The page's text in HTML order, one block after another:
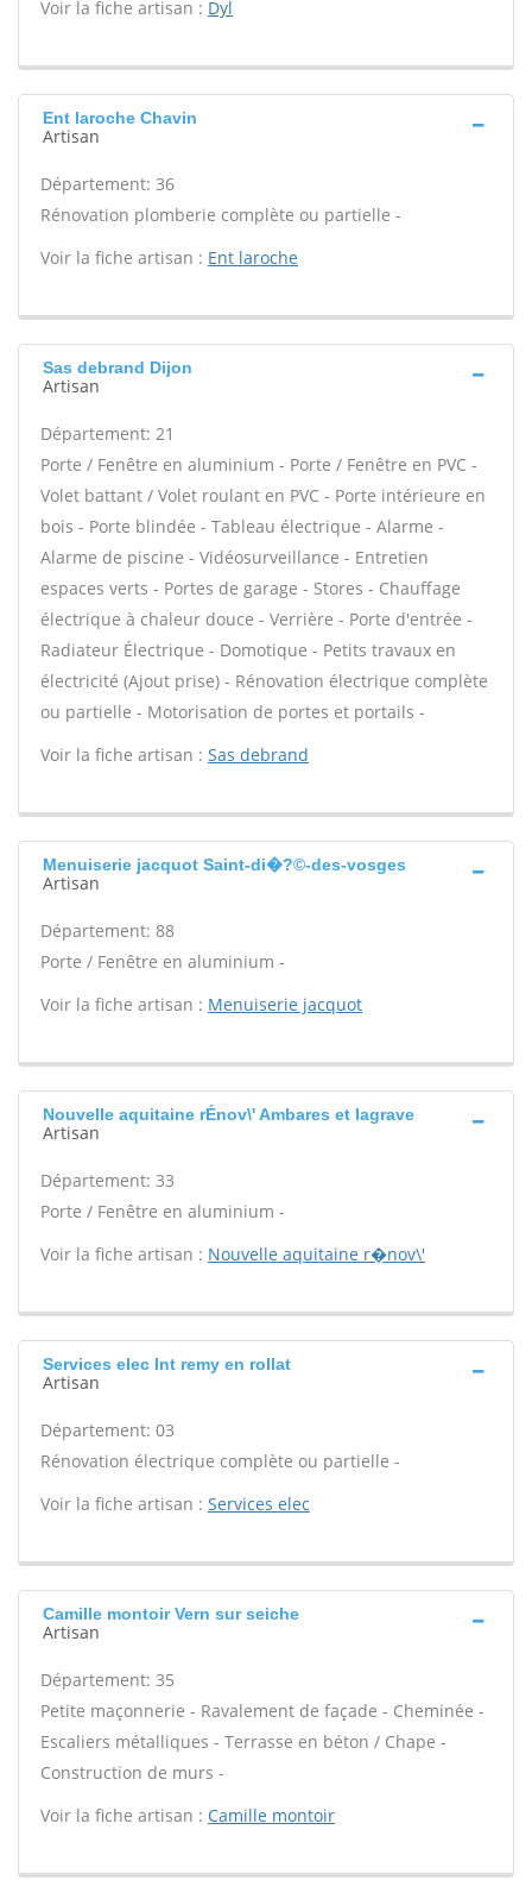
Voir la fiche artisan : Dyl
Ent laroche Chavin
Artisan
Département: 36
Rénovation plomberie complète ou partielle -
Voir la fiche artisan : Ent laroche
Sas debrand Dijon
Artisan
Département: 21
Porte / Fenêtre en aluminium - Porte / Fenêtre en PVC -
Volet battant / Volet roulant en PVC - Porte intérieure en
bois - Porte blindée - Tableau électrique - Alarme -
Alarme de piscine - Vidéosurveillance - Entretien
espaces verts - Portes de garage - Stores - Chauffage
électrique à chaleur douce - Verrière - Porte d'entrée -
Radiateur Électrique - Domotique - Petits travaux en
électricité (Ajout prise) - Rénovation électrique complète
ou partielle - Motorisation de portes et portails -
Voir la fiche artisan : Sas debrand
Menuiserie jacquot Saint-di�?©-des-vosges
Artisan
Département: 88
Porte / Fenêtre en aluminium -
Voir la fiche artisan : Menuiserie jacquot
Nouvelle aquitaine rÉnov\' Ambares et lagrave
Artisan
Département: 33
Porte / Fenêtre en aluminium -
Voir la fiche artisan : Nouvelle aquitaine r�nov\'
Services elec Int remy en rollat
Artisan
Département: 03
Rénovation électrique complète ou partielle -
Voir la fiche artisan : Services elec
Camille montoir Vern sur seiche
Artisan
Département: 35
Petite maçonnerie - Ravalement de façade - Cheminée -
Escaliers métalliques - Terrasse en béton / Chape -
Construction de murs -
Voir la fiche artisan : Camille montoir